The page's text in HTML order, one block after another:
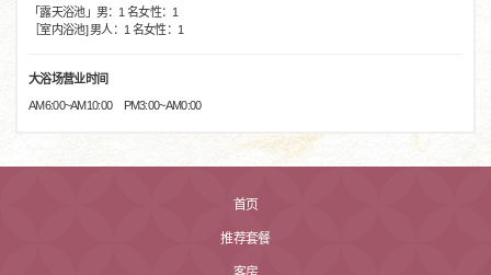
「露天浴池」男：1 名女性：1
［室内浴池] 男人：1 名女性：1
大浴场营业时间
AM6:00~AM10:00 PM3:00~AM0:00
首页
推荐套餐